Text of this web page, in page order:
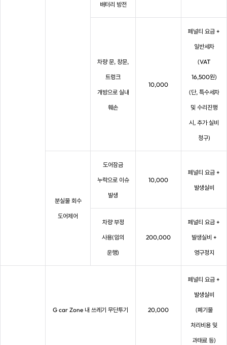
배터리 방전
차량 문, 창문,
트렁크
개방으로 실내
훼손
10,000
페널티 요금 +
일반세차
(VAT
16,500원)
(단, 특수세차
및 수리진행
시, 추가 실비
청구)
분실물 회수
도어제어
도어잠금
누락으로 이슈
발생
10,000
페널티 요금 +
발생실비
차량 부정
사용(임의
운행)
200,000
페널티 요금 +
발생실비 +
영구정지
G car Zone 내 쓰레기 무단투기 20,000
페널티 요금 +
발생실비
(폐기물
처리비용 및
과태료 등)